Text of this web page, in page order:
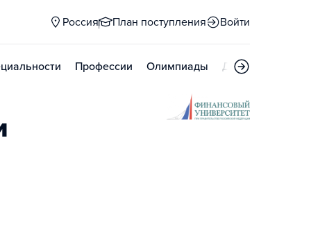
Россия План поступления Войти
Профессии Олимпиады Дни открытых